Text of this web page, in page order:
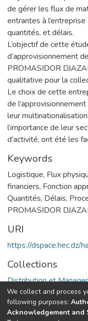
de gérer les flux de
entrantes à
quantités, et délais.
L’objectif de cette
d’approvisionnement
PROMASIDOR
qualitative pour la
Le choix de cette
de
leur
l’importance de leur
d’activité, ont été les
Keywords
Logistique, Flux
financiers, Fonction
Quantités, Délais,
PROMASIDOR
URI
https://
Collections
Distribution et
Full item page
We collect and process
following purposes:
Acknowledgement and